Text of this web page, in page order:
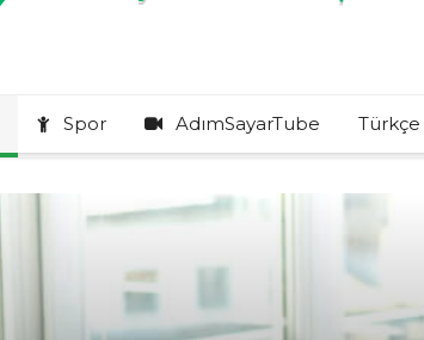
Spor AdımSayarTube Türkçe